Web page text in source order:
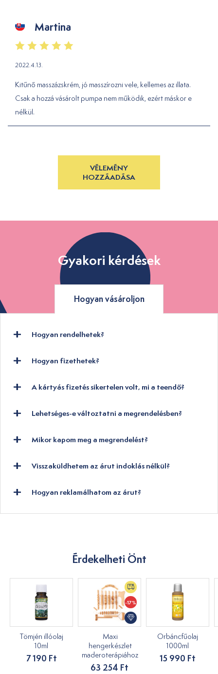
Martina
2022.4.13.
Kitűnő masszázskrém, jó masszírozni vele, kellemes az illata.
Csak a hozzá vásárolt pumpa nem működik, ezért máskor e
nélkül.
VÉLEMÉNY
HOZZÁADÁSA
Gyakori kérdések
Hogyan vásároljon
Hogyan rendelhetek?
Hogyan fizethetek?
A kártyás fizetés sikertelen volt, mi a teendő?
Lehetséges-e változtatni a megrendelésben?
Mikor kapom meg a megrendelést?
Visszaküldhetem az árut indoklás nélkül?
Hogyan reklamálhatom az árut?
Érdekelheti Önt
Tömjén illóolaj
10ml
7 190 Ft
-17%
Maxi
hengerkészlet
maderoterápiához
63 254 Ft
Orbáncfűolaj
1000ml
15 990 Ft